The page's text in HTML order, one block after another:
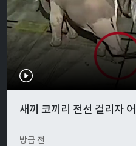
새끼 코끼리 전선 걸리자
방금 전